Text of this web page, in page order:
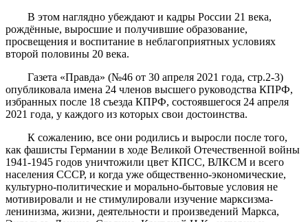
В этом наглядно убеждают и кадры России 21 века,
рождённые, выросшие и получившие образование,
просвещения и воспитание в неблагоприятных условиях
второй половины 20 века.
Газета «Правда» (№46 от 30 апреля 2021 года, стр.2-3)
опубликовала имена 24 членов высшего руководства КПРФ,
избранных после 18 съезда КПРФ, состоявшегося 24 апреля
2021 года, у каждого из которых свои достоинства.
К сожалению, все они родились и выросли после того,
как фашисты Германии в ходе Великой Отечественной войны
1941-1945 годов уничтожили цвет КПСС, ВЛКСМ и всего
населения СССР, и когда уже общественно-экономические,
культурно-политические и морально-бытовые условия не
мотивировали и не стимулировали изучение марксизма-
ленинизма, жизни, деятельности и произведений Маркса,